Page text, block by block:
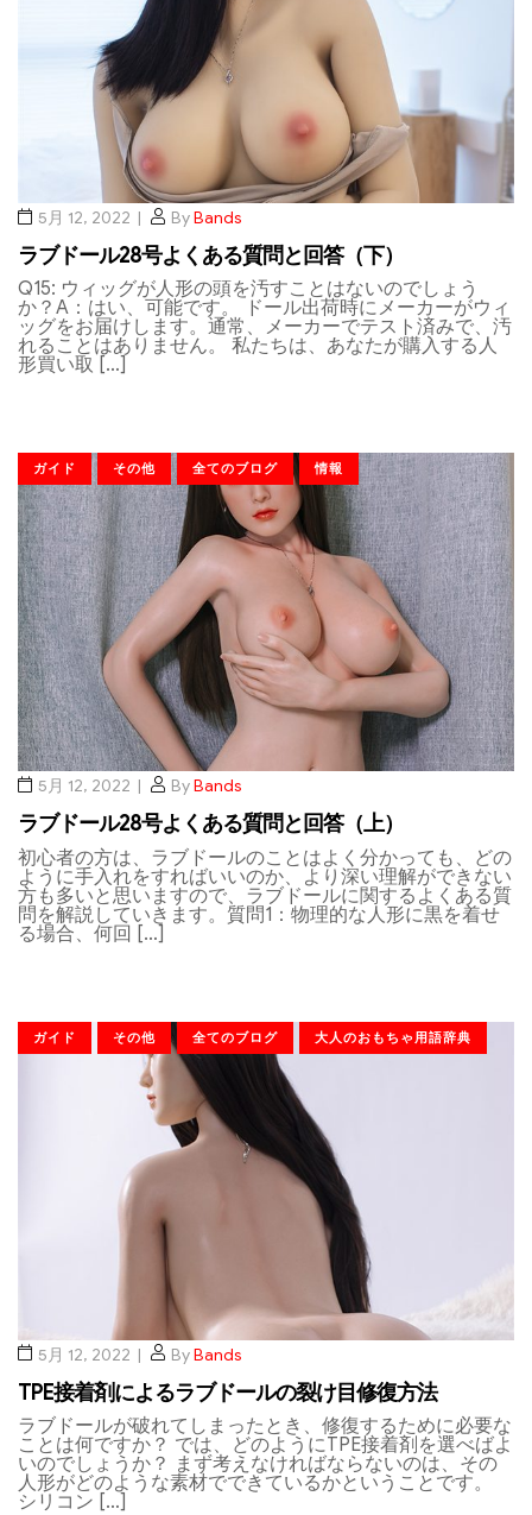
5月 12, 2022 ByBands
ラブドール28号よくある質問と回答（下）
Q15: ウィッグが人形の頭を汚すことはないのでしょう
か？A：はい、可能です。 ドール出荷時にメーカーがウィ
ッグをお届けします。通常、メーカーでテスト済みで、汚
れることはありません。 私たちは、あなたが購入する人
形買い取 […]
ガイド その他 全てのブログ 情報
5月 12, 2022 ByBands
ラブドール28号よくある質問と回答（上）
初心者の方は、ラブドールのことはよく分かっても、どの
ように手入れをすればいいのか、より深い理解ができない
方も多いと思いますので、ラブドールに関するよくある質
問を解説していきます。質問1：物理的な人形に黒を着せ
る場合、何回 […]
ガイド その他 全てのブログ 大人のおもちゃ用語辞典
5月 12, 2022 ByBands
TPE接着剤によるラブドールの裂け目修復方法
ラブドールが破れてしまったとき、修復するために必要な
ことは何ですか？ では、どのようにTPE接着剤を選べばよ
いのでしょうか？ まず考えなければならないのは、その
人形がどのような素材でできているかということです。
シリコン […]